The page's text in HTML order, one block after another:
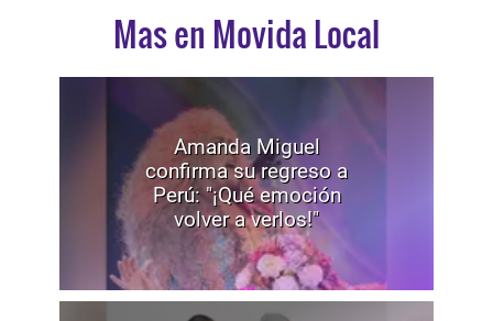
Mas en Movida Local
Amanda Miguel
confirma su regreso a
Perú: "¡Qué emoción
volver a verlos!"